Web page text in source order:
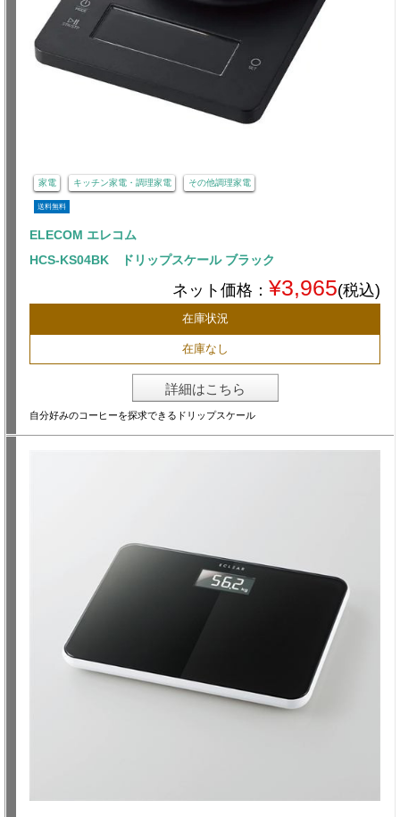
家電 キッチン家電・調理家電 その他調理家電
送料無料
ELECOM エレコム
HCS-KS04BK ドリップスケール ブラック
ネット価格： ¥3,965(税込)
在庫状況
在庫なし
詳細はこちら
自分好みのコーヒーを探求できるドリップスケール